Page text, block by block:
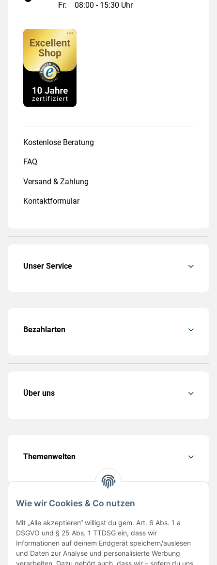
Wie wir Cookies & Co nutzen
Mit „Alle akzeptieren“ willigst du gem. Art. 6 Abs. 1 a
DSGVO und § 25 Abs. 1 TTDSG ein, dass wir
Informationen auf deinem Endgerät speichern/auslesen
und Daten zur Analyse und personalisierte Werbung
Fr:
08:00 - 15:30 Uhr
Kostenlose Beratung
FAQ
Versand & Zahlung
Kontaktformular
Unser Service
Bezahlarten
Über uns
Themenwelten
Folge uns